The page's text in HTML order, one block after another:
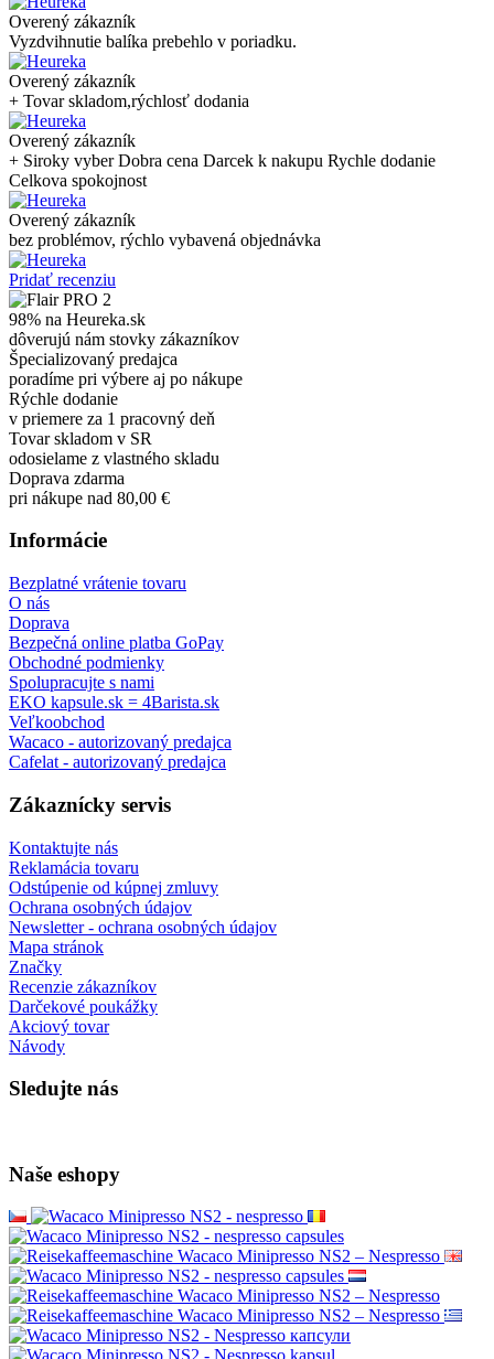
Overený zákazník
Vyzdvihnutie balíka prebehlo v poriadku.
Overený zákazník
+ Tovar skladom,rýchlosť dodania
Overený zákazník
+ Siroky vyber Dobra cena Darcek k nakupu Rychle dodanie
Celkova spokojnost
Overený zákazník
bez problémov, rýchlo vybavená objednávka
Pridať recenziu
98% na Heureka.sk
dôverujú nám stovky zákazníkov
Špecializovaný predajca
poradíme pri výbere aj po nákupe
Rýchle dodanie
v priemere za 1 pracovný deň
Tovar skladom v SR
odosielame z vlastného skladu
Doprava zdarma
pri nákupe nad 80,00 €
Informácie
Bezplatné vrátenie tovaru
O nás
Doprava
Bezpečná online platba GoPay
Obchodné podmienky
Spolupracujte s nami
EKO kapsule.sk = 4Barista.sk
Veľkoobchod
Wacaco - autorizovaný predajca
Cafelat - autorizovaný predajca
Zákaznícky servis
Kontaktujte nás
Reklamácia tovaru
Odstúpenie od kúpnej zmluvy
Ochrana osobných údajov
Newsletter - ochrana osobných údajov
Mapa stránok
Značky
Recenzie zákazníkov
Darčekové poukážky
Akciový tovar
Návody
Sledujte nás
Naše eshopy